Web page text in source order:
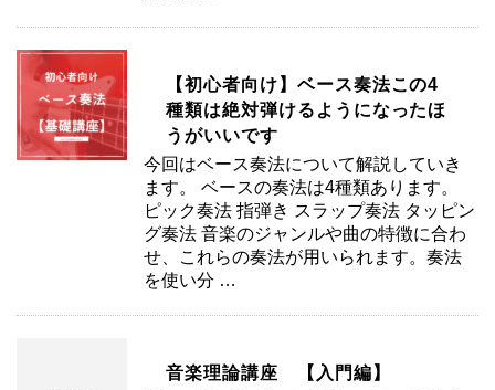
【初心者向け】ベース奏法この4
種類は絶対弾けるようになったほ
うがいいです
今回はベース奏法について解説していき
ます。 ベースの奏法は4種類あります。
ピック奏法 指弾き スラップ奏法 タッピン
グ奏法 音楽のジャンルや曲の特徴に合わ
せ、これらの奏法が用いられます。奏法
を使い分 …
音楽理論講座 【入門編】